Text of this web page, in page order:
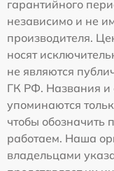
гарантийного
независимо и не
производителя.
носят
не являются
ГК РФ. Названия и
упоминаются
чтобы обозначить
работаем. Наша
владельцами